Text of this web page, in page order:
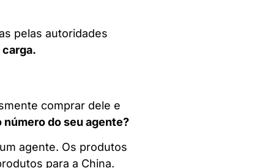
pelas autoridades
comprar dele e
do seu agente?
agente. Os produtos
para a China.